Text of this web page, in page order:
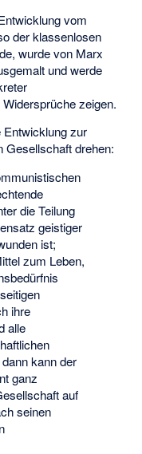
vom
der klassenlosen
wurde von Marx
und werde
zeigen.
Entwicklung zur
Gesellschaft drehen:
die Teilung
geistiger
ist;
zum Leben,
ihre
alle
kann der
ganz
auf
seinen